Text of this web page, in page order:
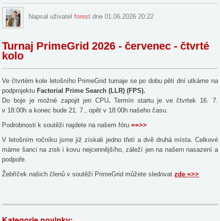
Napsal uživatelforest dne 01.06.2026 20:22
Turnaj PrimeGrid 2026 - červenec - čtvrté
kolo
Ve čtvrtém kole letošního PrimeGrid turnaje se po dobu pěti dní utkáme na
podprojektu Factorial Prime Search (LLR) (FPS).
Do boje je možné zapojit jen CPU.Termín startu je ve čtvrtek 16. 7.
v 18:00h a konec bude 21. 7., opět v 18:00h našeho času.
Podrobnosti k soutěži najdete na našem fóru==>>
V letošním ročníku jsme již získali jedno třetí a dvě druhá místa. Celkové
máme šanci na zisk i kovu nejcennějšího, záleží jen na našem nasazení a
podpoře.
Žebříček našich členů v soutěži PrimeGrid můžete sledovatzde =>>